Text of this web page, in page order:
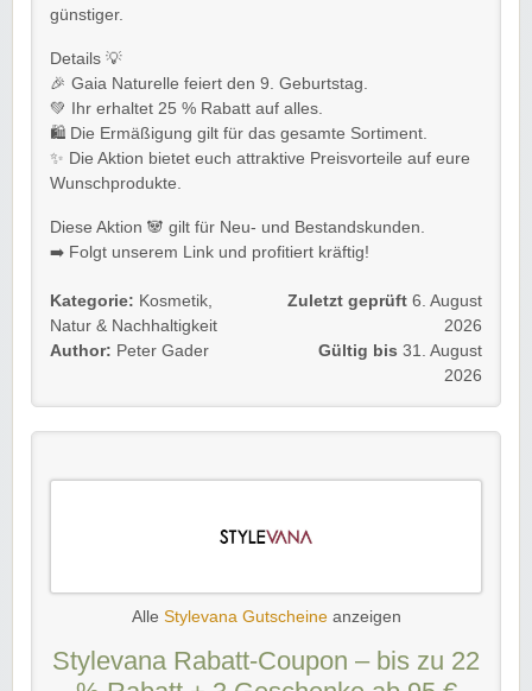
günstiger.
Details 💡
🎉 Gaia Naturelle feiert den 9. Geburtstag.
💚 Ihr erhaltet 25 % Rabatt auf alles.
🛍️ Die Ermäßigung gilt für das gesamte Sortiment.
✨ Die Aktion bietet euch attraktive Preisvorteile auf eure
Wunschprodukte.
Diese Aktion 🐼 gilt für Neu- und Bestandskunden.
➡️ Folgt unserem Link und profitiert kräftig!
Kategorie: Kosmetik
Natur & Nachhaltigkeit
Author: Peter Gader
Zuletzt geprüft 6. August
2026
Gültig bis 31. August
2026
Alle Stylevana Gutscheineanzeigen
Stylevana Rabatt-Coupon – bis zu 22